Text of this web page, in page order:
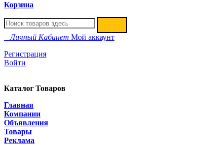
Корзина
Личный Кабинет Мой аккаунт
Регистрация
Войти
Каталог Товаров
Главная
Компании
Объявления
Товары
Реклама